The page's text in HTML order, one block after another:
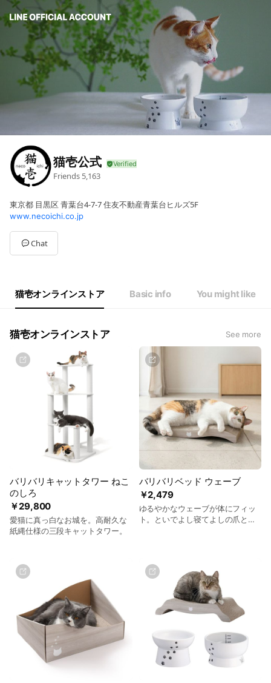
猫壱公式
Friends 5,163
東京都 目黒区 青葉台4-7-7 住友不動産青葉台ヒルズ5F
www.necoichi.co.jp
Chat
猫壱オンラインストア Basic info You might like
猫壱オンラインストア See more
￥29,800
バリバリキャットタワー ねこ
のしろ
愛猫に真っ白なお城を。高耐久な
紙縄仕様の三段キャットタワー。
￥2,479
バリバリベッド ウェーブ
ゆるやかなウェーブが体にフィッ
ト。といでよし寝てよしの爪とぎ